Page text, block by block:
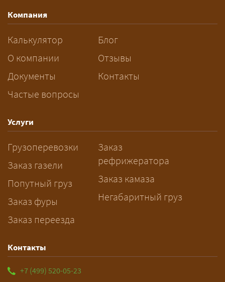
разрешений и машин
сопровождения.
За сколько дней заказывать
перевозку негабарита?
— Заранее: только оформление
рабочих дней. Оставьте заявку
заблаговременно — логист
рассчитает маршрут и запустит
подготовку документов.
Компания
Калькулятор
О компании
Документы
Частые вопросы
Блог
Отзывы
Контакты
Услуги
Грузоперевозки
Заказ газели
Попутный груз
Заказ фуры
Заказ переезда
Заказ
рефрижератора
Заказ камаза
Негабаритный груз
Контакты
+7 (499) 520-05-23